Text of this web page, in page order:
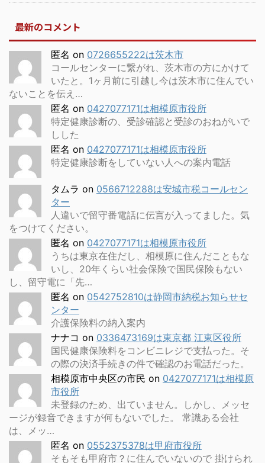
最新のコメント
匿名 on 0726655222は茨木市
コールセンターに繋がれ、茨木市の方にかけて
いたと。1ヶ月前に引越し今は茨木市に住んでい
ないことを伝え…
匿名 on 0427077171は相模原市役所
特定健康診断の、受診確認と受診のおねがいで
しした
匿名 on 0427077171は相模原市役所
特定健康診断をしていない人への案内電話
タムラ on 0566712288は安城市税コールセン
ター
人違いで留守番電話に伝言が入ってました。気
をつけてください。
匿名 on 0427077171は相模原市役所
うちは東京在住だし、相模原に住んだこともな
いし、20年くらい社会保険で国民保険もない
し、留守電に「先…
匿名 on 0542752810は静岡市納税お知らせセ
ンター
介護保険料の納入案内
ナナコ on 0336473169は東京都 江東区役所
国民健康保険料をコンビニレジで支払った。そ
の際の決済手続きの件で確認のお電話だった。
相模原市中央区の市民 on 0427077171は相模原
市役所
未登録のため、出ていません。しかし、メッセ
ージが録音できますが何もないでした。 常識ある会社
は、メッ…
匿名 on 0552375378は甲府市役所
そもそも甲府市？に住んでいないので 掛けられ